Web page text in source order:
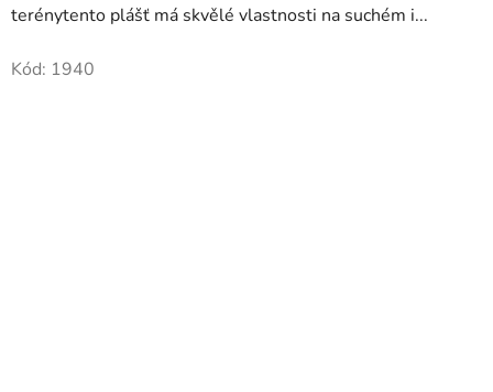
terénytento plášť má skvělé vlastnosti na suchém i...
Kód: 1940